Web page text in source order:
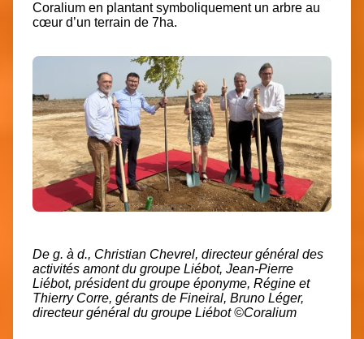
Coralium en plantant symboliquement un arbre au
cœur d’un terrain de 7ha.
De g. à d., Christian Chevrel, directeur général des
activités amont du groupe Liébot, Jean-Pierre
Liébot, président du groupe éponyme, Régine et
Thierry Corre, gérants de Fineiral, Bruno Léger,
directeur général du groupe Liébot ©Coralium